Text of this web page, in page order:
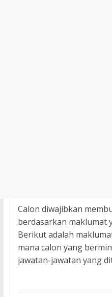
Calon diwajibkan
berdasarkan maklumat
Berikut adalah
mana calon yang
jawatan-jawatan yang